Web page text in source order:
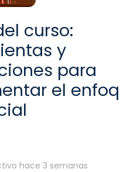
curso:
y
para
el
hace 3 semanas